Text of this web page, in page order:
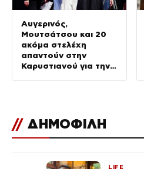
Αυγερινός,
Μουτσάτσου και 20
ακόμα στελέχη
απαντούν στην
Καρυστιανού για την
// ΔΗΜΟΦΙΛΗ
LIFE